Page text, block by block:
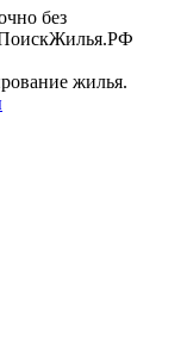
без
ПоискЖилья.РФ
жилья.